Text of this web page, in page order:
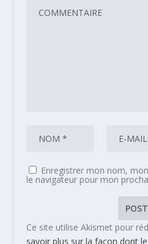
Enregistrer mon nom,
le navigateur pour mon
Ce site utilise Akismet pour
savoir plus sur la façon dont